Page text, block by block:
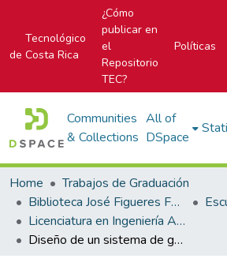
Tecnológico
de Costa Rica
¿Cómo
publicar en
el
Repositorio
TEC?
Políticas
Communities
& Collections
All of
DSpace
Home
Trabajos de Graduación
Biblioteca José Figueres Ferrer
Licenciatura en Ingeniería Ambiental
Diseño de un sistema de gestión ambiental, basado en la Norma ISO 14001: 2015 para empresa de producción alimentaria